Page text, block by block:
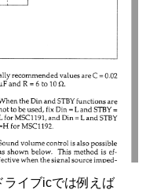
イブicでは例えば